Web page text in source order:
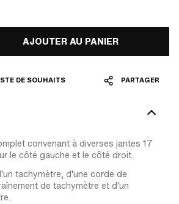
AJOUTER AU PANIER
DE SOUHAITS PARTAGER
convenant à diverses jantes 17
le côté gauche et le côté droit.
tachymètre, d'une corde de
de tachymètre et d'un